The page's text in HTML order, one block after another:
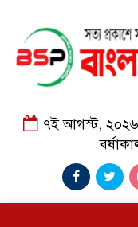
৭ই আগস্ট, ২০২৬